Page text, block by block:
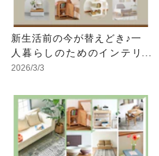
新生活前の今が替えどき♪一
人暮らしのためのインテリ
ア
2026/3/3